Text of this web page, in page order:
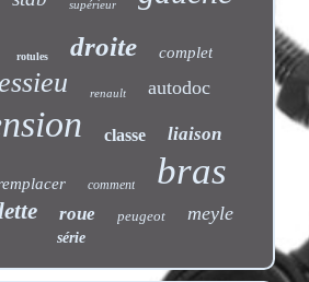
supérieur
rotules droite complet
renault autodoc
classe liaison
comment bras
roue peugeot meyle
série